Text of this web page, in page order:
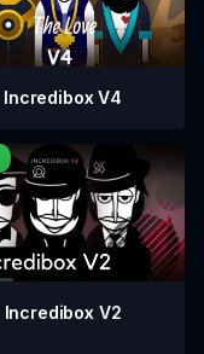
Incredibox V4
Incredibox V2